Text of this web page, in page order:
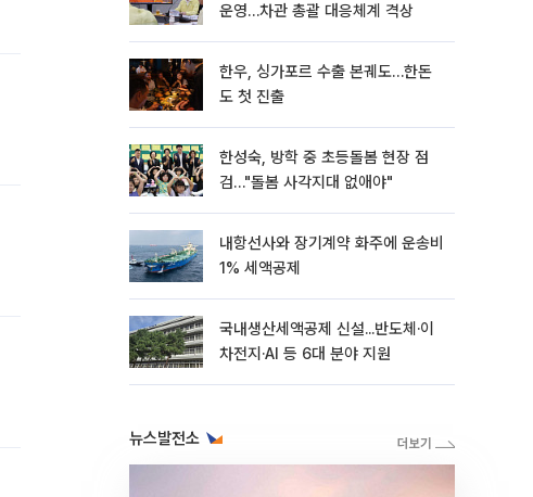
운영…차관 총괄 대응체계 격상
한우, 싱가포르 수출 본궤도…한돈
도 첫 진출
한성숙, 방학 중 초등돌봄 현장 점
검…"돌봄 사각지대 없애야"
내항선사와 장기계약 화주에 운송비
1% 세액공제
국내생산세액공제 신설...반도체·이
차전지·AI 등 6대 분야 지원
뉴스발전소